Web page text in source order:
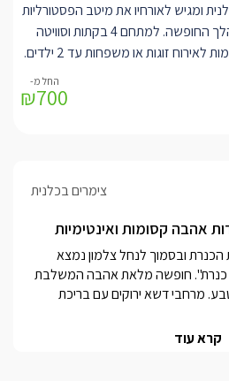
ומגיש לאורחיו את מיטב הפסטורליות
והשלווה שניתן לזכות לה במהלך החופשה. למתחם 4 בקתות וסוויטה
טובלות בצמחייה ירוקה ומתאימות לאירוח זוגות או משפחות עד 2 ילדים.
ביחידה. מטבחון מאובזר והרבה
פינוקים. תאורה רומנטית, LCD. הסוויטה והבקתות חולקות מתחם גן
אל הנוף.
₪700
צימרים בכלנית
אהבה קסומות ואינטימיות
קרא עוד